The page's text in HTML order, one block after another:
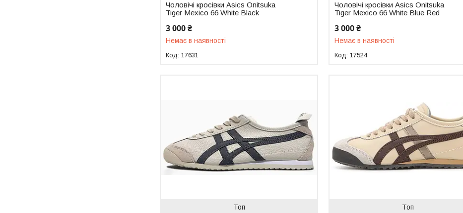
Чоловічі кросівки Asics Onitsuka
Tiger Mexico 66 White Black
3 000 ₴
Немає в наявності
17631
Чоловічі кросівки Asics Onitsuka
Tiger Mexico 66 White Blue Red
3 000 ₴
Немає в наявності
17524
Топ Топ